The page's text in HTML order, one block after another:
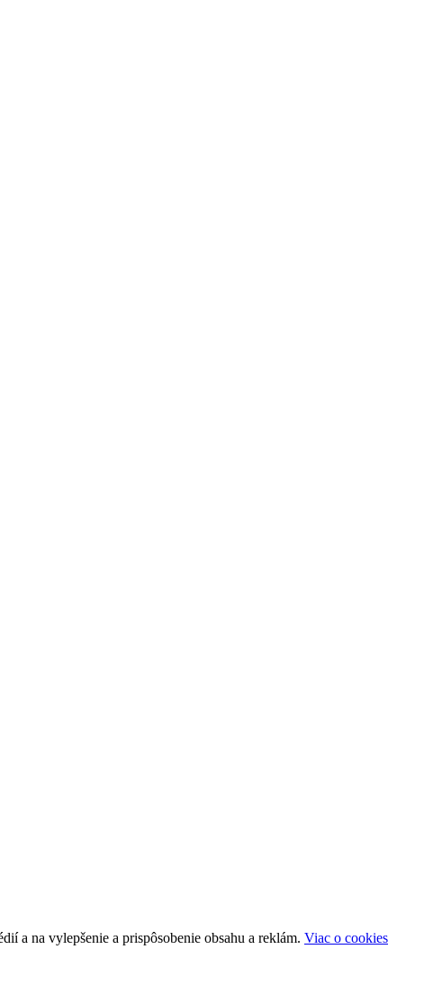
a na vylepšenie a prispôsobenie obsahu a reklám. Viac o cookies